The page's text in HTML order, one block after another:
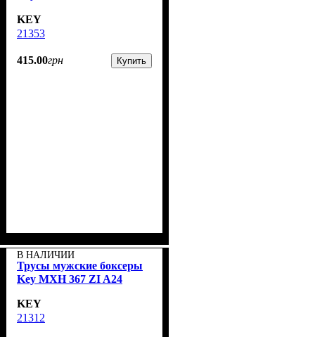
KEY
21353
415.00грн Купить
В НАЛИЧИИ
Трусы мужские боксеры
Key MXH 367 ZI A24
KEY
21312